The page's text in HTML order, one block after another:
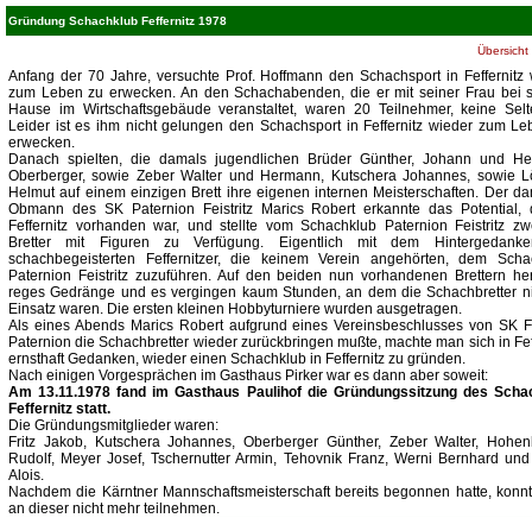
Gründung Schachklub Feffernitz 1978
Übersicht
Anfang der 70 Jahre, versuchte Prof. Hoffmann den Schachsport in Feffernitz
zum Leben zu erwecken. An den Schachabenden, die er mit seiner Frau bei
Hause im Wirtschaftsgebäude veranstaltet, waren 20 Teilnehmer, keine
Leider ist es ihm nicht gelungen den Schachsport in Feffernitz wieder zum
erwecken.
Danach spielten, die damals jugendlichen Brüder Günther, Johann und
Oberberger, sowie Zeber Walter und Hermann, Kutschera Johannes, sowie
Helmut auf einem einzigen Brett ihre eigenen internen Meisterschaften. Der
Obmann des SK Paternion Feistritz Marics Robert erkannte das Potential,
Feffernitz vorhanden war, und stellte vom Schachklub Paternion Feistritz
Bretter mit Figuren zu Verfügung. Eigentlich mit dem
schachbegeisterten Feffernitzer, die keinem Verein angehörten, dem
Paternion Feistritz zuzuführen. Auf den beiden nun vorhandenen Brettern
reges Gedränge und es vergingen kaum Stunden, an dem die Schachbretter
Einsatz waren. Die ersten kleinen Hobbyturniere wurden ausgetragen.
Als eines Abends Marics Robert aufgrund eines Vereinsbeschlusses von SK
Paternion die Schachbretter wieder zurückbringen mußte, machte man sich in
ernsthaft Gedanken, wieder einen Schachklub in Feffernitz zu gründen.
Nach einigen Vorgesprächen im Gasthaus Pirker war es dann aber soweit:
Am 13.11.1978 fand im Gasthaus Paulihof die Gründungssitzung des
Feffernitz statt.
Die Gründungsmitglieder waren:
Fritz Jakob, Kutschera Johannes, Oberberger Günther, Zeber Walter,
Rudolf, Meyer Josef, Tschernutter Armin, Tehovnik Franz, Werni Bernhard
Alois.
Nachdem die Kärntner Mannschaftsmeisterschaft bereits begonnen hatte,
an dieser nicht mehr teilnehmen.